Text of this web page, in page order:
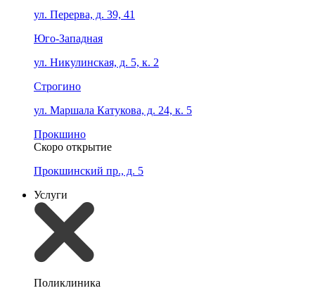
ул. Перерва, д. 39, 41
Юго-Западная
ул. Никулинская, д. 5, к. 2
Строгино
ул. Маршала Катукова, д. 24, к. 5
Прокшино
Скоро открытие
Прокшинский пр., д. 5
Услуги
Поликлиника